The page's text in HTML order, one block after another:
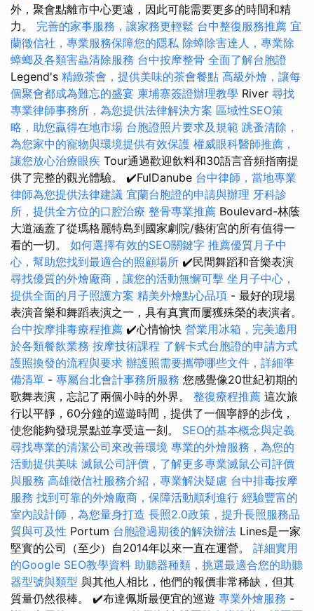
外，聚會點離市中心更遠，因此可能需要更多的時間和精
力。 完善的家事服務，讓家務更輕鬆 台中整復服務推薦 宜
蘭徵信社，專業服務保障您的隱私 除蟑除害達人，專業除
蟑螂及各類害蟲清除服務 台中按摩整骨 全面了解台胞證
Legend's 精緻茶會，提供美味的茶會餐點 高級外燴，讓每
個聚會都成為難忘的盛宴 柬埔寨簽證辦理教學 River 尋找
專業律師事務所，為您提供法律解決方案 區域性SEO策
略，助您贏得在地市場 台胞證照片要求及規範 跳蚤清除，
為您家中的寵物與環境提供有效保護 權威眼科醫師推薦，
讓您放心治療眼疾 Tour通過歡迎飲料和30語言音頻指南提
供了完整的觀光體驗。 ✔️FulDanube 台中律師，當地專業
律師為您提供法律建議 宜蘭台胞證的申請與辦理 牙科診
所，提供全方位的口腔治療 整骨專業推薦 Boulevard-林蔭
大道涵蓋了從瑪格麗特島到國家劇院/藝術宮的所有值得一
看的一切。 如何選擇有效的SEO關鍵字 推薦優質月子中
心，幫助您找到最適合的照顧場所 ✔️民間舞蹈和音樂表演
尋找優質的外燴廠商，讓您的活動無懈可擊 坐月子中心，
提供全面的月子照護方案 精美外燴點心品項 - 最好的現場
表演音樂和舞蹈表演之一，具有真實而屢獲殊榮的表演者。
台中按摩排毒療程推薦 ✔️心情愉快 營業用冰箱，完美適用
於各類餐飲業務 按摩技術課程 了解卡式台胞證的申請方式
護照換發的流程與要求 辦護照需要攜帶哪些文件，詳細準
備清單 - 專屬台北會計事務所服務 您感覺像20世紀初期的
歌舞表演，忘記了兩個小時的外界。 整復療程推薦 這次旅
行以平靜，60分鐘的巡遊時間，提供了一個寧靜的步伐，
使您能夠發現景點並享受這一刻。 SEO的基本概念與定義
尋找專業的清潔公司來改善環境 專業的外燴服務，為您的
活動提供美味 滅鼠公司評價，了解更多專業滅鼠公司評價
與服務 高雄徵信社服務介紹，專業解決疑慮 台中排毒按摩
服務 找到可靠的外燴廠商，保障活動順利進行 經驗豐富的
室內設計師，為您量身打造 長照2.0政策，提升長照服務品
質與可及性 Portum 台胞證過期後的解決辦法 Lines是一家
堅實的公司（至少）自2014年以來一直在運營。 詳細實用
的Google SEO教學資料 助聽器種類，挑選最適合您的助聽
器型號與類型 與其他人相比，他們的報價非常稀缺，但其
質量仍然很棒。 ✔️布達佩斯最便宜的巡遊 專業外燴服務 -